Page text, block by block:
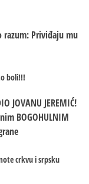
razum: Priviđaju mu
boli!!!
JOVANU JEREMIĆ!
BOGOHULNIM
crkvu i srpsku